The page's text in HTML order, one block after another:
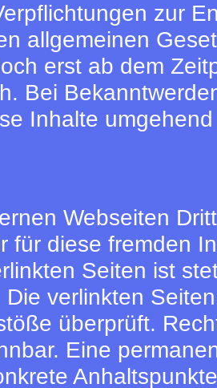
zur
allgemeinen
erst ab dem
Bei
Inhalte
Webseiten
für diese fremden
Seiten ist
verlinkten
überprüft.
Eine